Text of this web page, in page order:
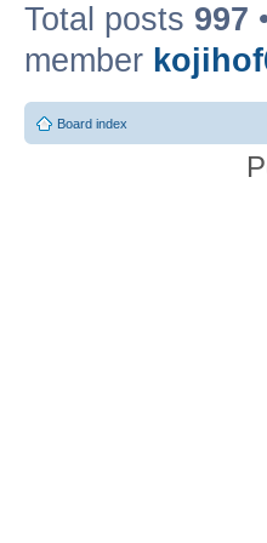
Total posts 997
member
Board index